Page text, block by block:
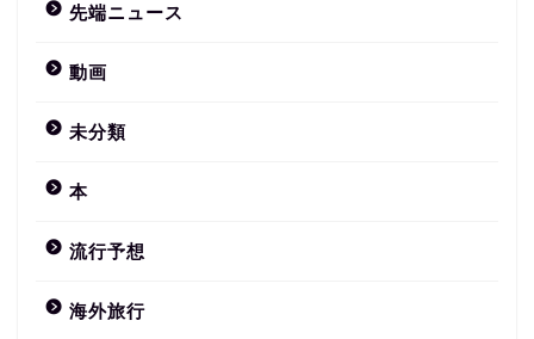
先端ニュース
動画
未分類
本
流行予想
海外旅行